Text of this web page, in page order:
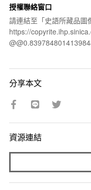
授權聯絡窗口
請連結至「史語所藏品圖
https://
分享本文
資源連結